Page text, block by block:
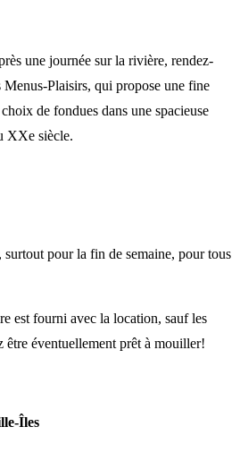
une journée sur la rivière, rendez-
Menus-Plaisirs, qui propose une fine
de fondues dans une spacieuse
XXe siècle.
surtout pour la fin de semaine, pour tous
est fourni avec la location, sauf les
être éventuellement prêt à mouiller!
Îles